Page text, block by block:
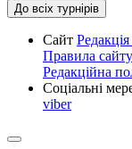
До всіх турнірів
Сайт Редакція
Правила сайту
Редакційна
Соціальні
viber